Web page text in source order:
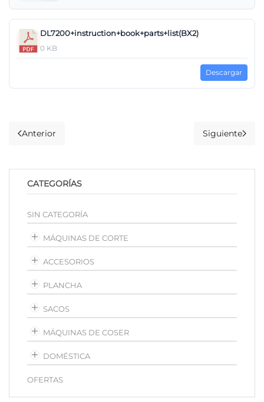
DL7200+instruction+book+parts+list(BX2)
0 KB
Descargar
Anterior Siguiente
CATEGORÍAS
SIN CATEGORÍA
MÁQUINAS DE CORTE
ACCESORIOS
PLANCHA
SACOS
MÁQUINAS DE COSER
DOMÉSTICA
OFERTAS